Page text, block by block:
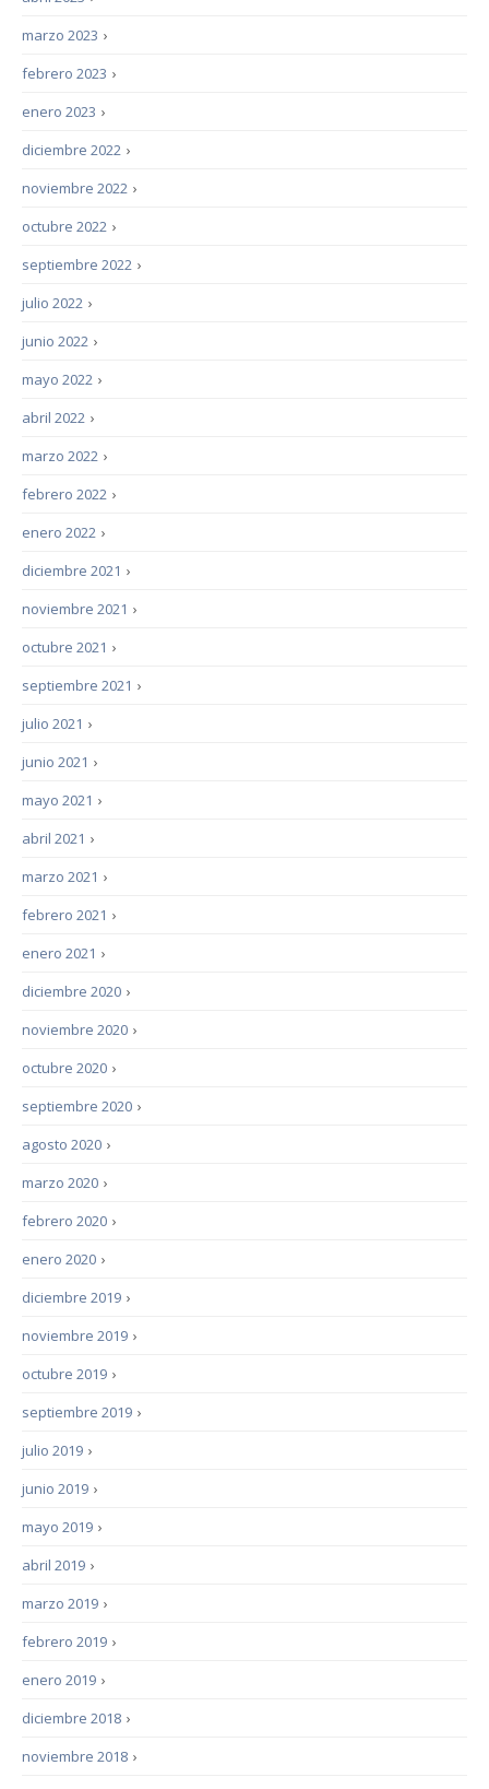
›
marzo 2023
›
febrero 2023
›
enero 2023
›
diciembre 2022
›
noviembre 2022
›
octubre 2022
›
septiembre 2022
›
julio 2022
›
junio 2022
›
mayo 2022
›
abril 2022
›
marzo 2022
›
febrero 2022
›
enero 2022
›
diciembre 2021
›
noviembre 2021
›
octubre 2021
›
septiembre 2021
›
julio 2021
›
junio 2021
›
mayo 2021
›
abril 2021
›
marzo 2021
›
febrero 2021
›
enero 2021
›
diciembre 2020
›
noviembre 2020
›
octubre 2020
›
septiembre 2020
›
agosto 2020
›
marzo 2020
›
febrero 2020
›
enero 2020
›
diciembre 2019
›
noviembre 2019
›
octubre 2019
›
septiembre 2019
›
julio 2019
›
junio 2019
›
mayo 2019
›
abril 2019
›
marzo 2019
›
febrero 2019
›
enero 2019
›
diciembre 2018
›
noviembre 2018